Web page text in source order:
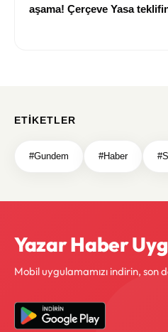
aşama! Çerçeve Yasa
ETIKETLER
#Gundem #Haber
Yazar Haber
Mobil uygulamamızı indirin,